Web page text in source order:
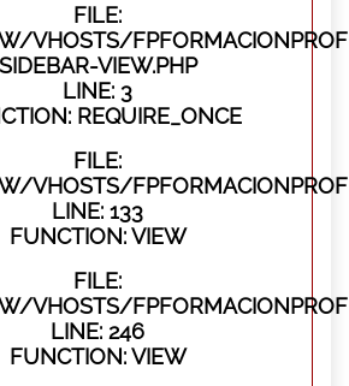
FILE:
VHOSTS/
SIDEBAR-VIEW.PHP
LINE: 3
REQUIRE_ONCE
FILE:
VHOSTS/
LINE: 133
FUNCTION: VIEW
FILE:
VHOSTS/
LINE: 246
FUNCTION: VIEW